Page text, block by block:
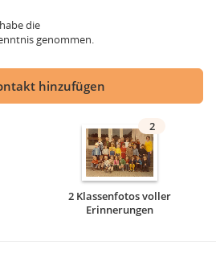
die
genommen.
hinzufügen
2
2 Klassenfotos voller
Erinnerungen